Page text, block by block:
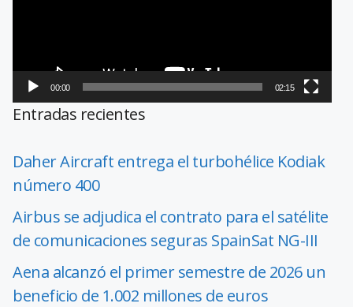
00:00 02:15
Entradas recientes
Daher Aircraft entrega el turbohélice Kodiak
número 400
Airbus se adjudica el contrato para el satélite
de comunicaciones seguras SpainSat NG-III
Aena alcanzó el primer semestre de 2026 un
beneficio de 1.002 millones de euros